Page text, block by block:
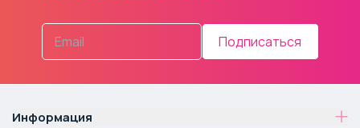
Подписаться
Информация